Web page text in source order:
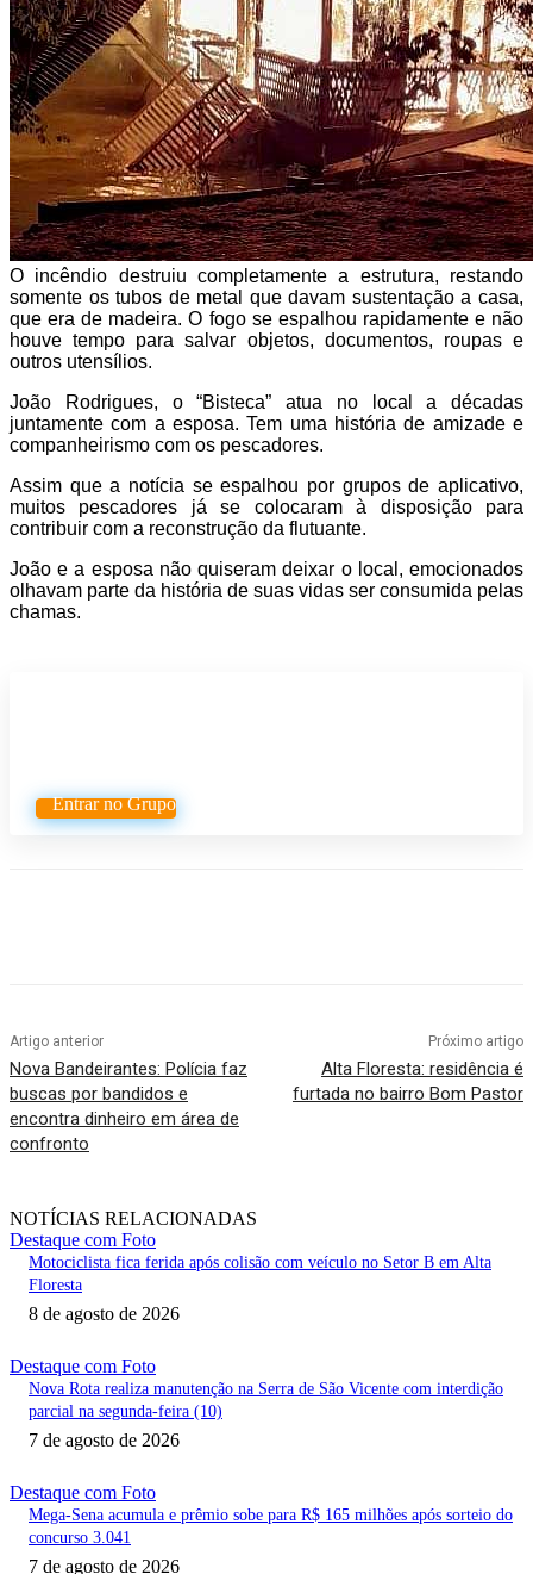
O incêndio destruiu completamente a estrutura, restando
somente os tubos de metal que davam sustentação a casa,
que era de madeira. O fogo se espalhou rapidamente e não
houve tempo para salvar objetos, documentos, roupas e
outros utensílios.
João Rodrigues, o “Bisteca” atua no local a décadas
juntamente com a esposa. Tem uma história de amizade e
companheirismo com os pescadores.
Assim que a notícia se espalhou por grupos de aplicativo,
muitos pescadores já se colocaram à disposição para
contribuir com a reconstrução da flutuante.
João e a esposa não quiseram deixar o local, emocionados
olhavam parte da história de suas vidas ser consumida pelas
chamas.
Entrar no Grupo
Artigo anterior
Nova Bandeirantes: Polícia faz
buscas por bandidos e
encontra dinheiro em área de
confronto
Próximo artigo
Alta Floresta: residência é
furtada no bairro Bom Pastor
NOTÍCIAS RELACIONADAS
Destaque com Foto
Motociclista fica ferida após colisão com veículo no Setor B em Alta
Floresta
8 de agosto de 2026
Destaque com Foto
Nova Rota realiza manutenção na Serra de São Vicente com interdição
parcial na segunda-feira (10)
7 de agosto de 2026
Destaque com Foto
Mega-Sena acumula e prêmio sobe para R$ 165 milhões após sorteio do
concurso 3.041
7 de agosto de 2026